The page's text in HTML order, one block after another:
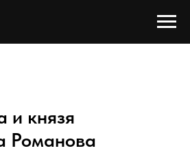
и князя
Романова